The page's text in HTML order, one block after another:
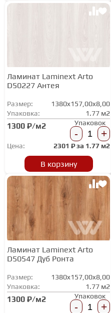
Ламинат Laminext Arto
D50227 Антея
Размер:
1380x157,00x8,00
Упаковка:
1.77 м2
1300 ₽/м2 Упаковок
- +
Цена: 2301 ₽ за 1.77 м2
В корзину
Ламинат Laminext Arto
D50547 Дуб Ронта
Размер:
1380x157,00x8,00
Упаковка:
1.77 м2
1300 ₽/м2 Упаковок
- +